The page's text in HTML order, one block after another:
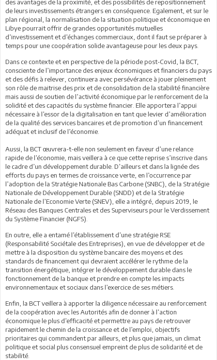
des avantages de la proximité, et des possibilités de repositionnement
de leurs investissements étrangers en conséquence. Egalement, et sur le
plan régional, la normalisation de la situation politique et économique en
Libye pourrait offrir de grandes opportunités mutuelles
d’investissement et d’échanges commerciaux, dont il faut se préparer à
temps pour une coopération solide avantageuse pour les deux pays.
Dans ce contexte et en perspective de la période post-Covid, la BCT,
consciente de l’importance des enjeux économiques et financiers du pays
et des défis à relever, continuera avec persévérance à jouer pleinement
son rôle de maitrise des prix et de consolidation de la stabilité financière
mais aussi de soutien de l’activité économique par le renforcement de la
solidité et des capacités du système financier. Elle apportera l’appui
nécessaire à l’essor de la digitalisation en tant que levier d’amélioration
de la qualité des services bancaires et de promotion d’un financement
adéquat et inclusif de l’économie.
Aussi, la BCT œuvrera-t-elle non seulement en faveur d’une relance
rapide de l’économie, mais veillera à ce que cette reprise s’inscrive dans
le cadre d’un développement durable. D’ailleurs et dans la lignée des
efforts du pays en termes de croissance verte, en l’occurrence par
l’adoption de la Stratégie Nationale Bas Carbone (SNBC), de la Stratégie
Nationale de Développement Durable (SNDD) et de la Stratégie
Nationale de l’Economie Verte (SNEV), elle a intégré, depuis 2019, le
Réseau des Banques Centrales et des Superviseurs pour le Verdissement
du Système Financier (NGFS).
En outre, elle a entamé l’établissement d’une stratégie RSE
(Responsabilité Sociétale des Entreprises), en vue de développer et de
mettre à la disposition du système bancaire des moyens et des
standards de financement qui devraient accélérer le rythme de la
transition énergétique, intégrer le développement durable dans le
fonctionnement de la banque et prendre en compte les impacts
environnementaux et sociaux dans l’exercice de ses métiers.
Enfin, la BCT veillera à apporter la diligence nécessaire au renforcement
de la coopération avec les Autorités afin de donner à l’action
économique le plus d’efficacité et permettre au pays de retrouver
rapidement le chemin de la croissance et de l’emploi, objectifs
prioritaires qui commandent par ailleurs, et plus que jamais, un climat
politique et social plus consensuel empreint de plus de solidarité et de
stabilité.